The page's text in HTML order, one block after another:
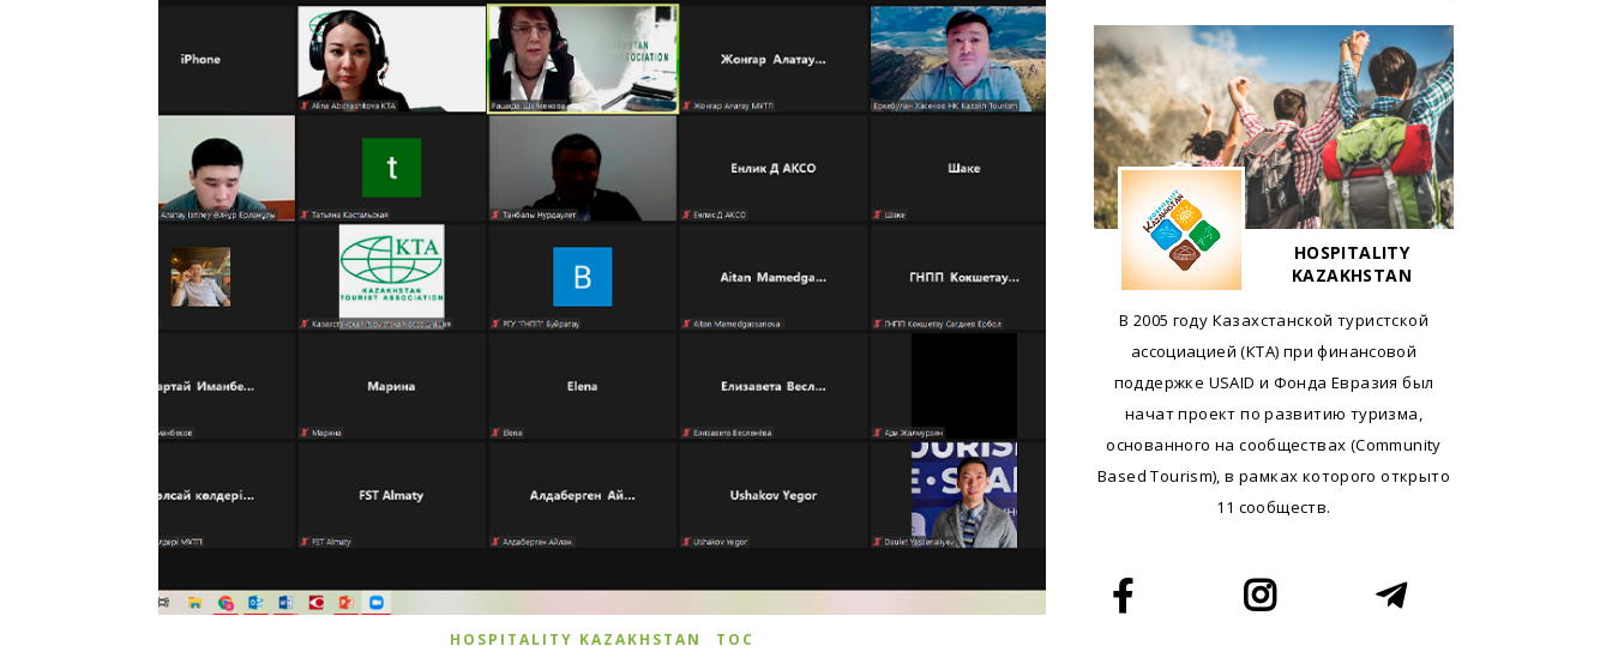
HOSPITALITY KAZAKHSTAN ТОС
HOSPITALITY
KAZAKHSTAN
В 2005 году Казахстанской туристской
ассоциацией (КТА) при финансовой
поддержке USAID и Фонда Евразия был
начат проект по развитию туризма,
основанного на сообществах (Community
Based Tourism), в рамках которого открыто
11 сообществ.